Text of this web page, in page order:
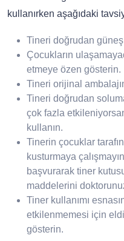
kullanırken aşağıdaki
Tineri doğrudan güneş
Çocukların
etmeye özen gösterin.
Tineri orijinal
Tineri doğrudan
çok fazla
kullanın.
Tinerin çocuklar
kusturmaya
başvurarak tiner
maddelerini
Tiner kullanımı
etkilenmemesi için
gösterin.